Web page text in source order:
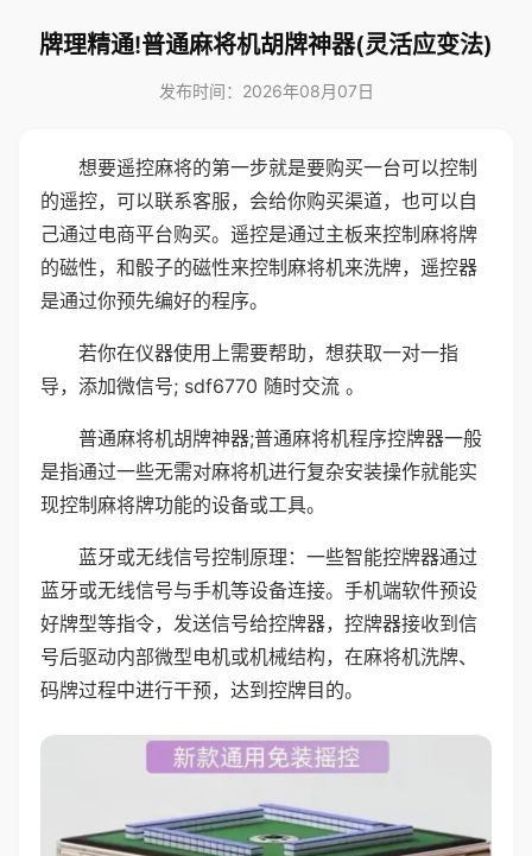
牌理精通!普通麻将机胡牌神器(灵活应变法)
发布时间：2026年08月07日
想要遥控麻将的第一步就是要购买一台可以控制
的遥控，可以联系客服，会给你购买渠道，也可以自
己通过电商平台购买。遥控是通过主板来控制麻将牌
的磁性，和骰子的磁性来控制麻将机来洗牌，遥控器
是通过你预先编好的程序。
若你在仪器使用上需要帮助，想获取一对一指
导，添加微信号; sdf6770 随时交流 。
普通麻将机胡牌神器;普通麻将机程序控牌器一般
是指通过一些无需对麻将机进行复杂安装操作就能实
现控制麻将牌功能的设备或工具。
蓝牙或无线信号控制原理：一些智能控牌器通过
蓝牙或无线信号与手机等设备连接。手机端软件预设
好牌型等指令，发送信号给控牌器，控牌器接收到信
号后驱动内部微型电机或机械结构，在麻将机洗牌、
码牌过程中进行干预，达到控牌目的。